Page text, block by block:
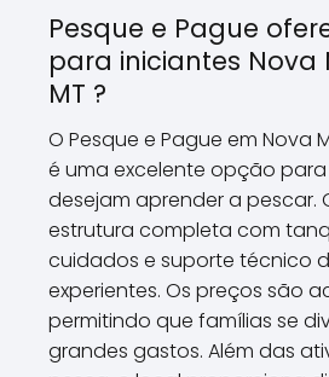
Pesque e Pague
para iniciantes Nova
MT ?
O Pesque e Pague em Nova
é uma excelente opção
desejam aprender a pescar.
estrutura completa com
cuidados e suporte técnico
experientes. Os preços são
permitindo que famílias se
grandes gastos. Além das